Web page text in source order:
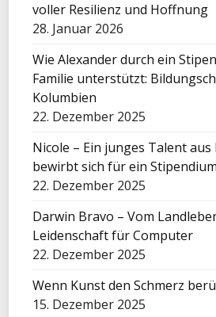
voller Resilienz und Hoffnung
28. Januar 2026
Wie Alexander durch ein
Familie unterstützt:
Kolumbien
22. Dezember 2025
Nicole – Ein junges Talent
bewirbt sich für ein Stipendium
22. Dezember 2025
Darwin Bravo – Vom
Leidenschaft für Computer
22. Dezember 2025
Wenn Kunst den Schmerz
15. Dezember 2025